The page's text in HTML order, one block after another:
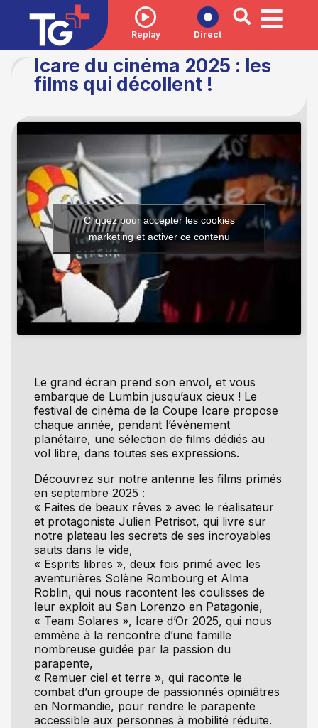
Replay Direct
Icare du cinéma 2025 : les
films qui décollent !
Le grand écran prend son envol, et vous
embarque de Lumbin jusqu’aux cieux ! Le
festival de cinéma de la Coupe Icare propose
chaque année, pendant l’événement
planétaire, une sélection de films dédiés au
vol libre, dans toutes ses expressions.
Découvrez sur notre antenne les films primés
en septembre 2025 :
« Faites de beaux rêves » avec le réalisateur
et protagoniste Julien Petrisot, qui livre sur
notre plateau les secrets de ses incroyables
sauts dans le vide,
« Esprits libres », deux fois primé avec les
aventurières Solène Rombourg et Alma
Roblin, qui nous racontent les coulisses de
leur exploit au San Lorenzo en Patagonie,
« Team Solares », Icare d’Or 2025, qui nous
emmène à la rencontre d’une famille
nombreuse guidée par la passion du
parapente,
« Remuer ciel et terre », qui raconte le
combat d’un groupe de passionnés opiniâtres
en Normandie, pour rendre le parapente
accessible aux personnes à mobilité réduite.
Cliquez pour accepter les cookies
marketing et activer ce contenu